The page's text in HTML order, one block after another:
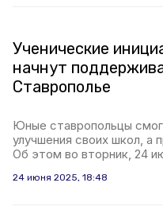
Ученические
начнут
Ставрополье
Юные ставропольцы
улучшения своих школ, а
Об этом во вторник, 24
24 июня 2025, 18:48